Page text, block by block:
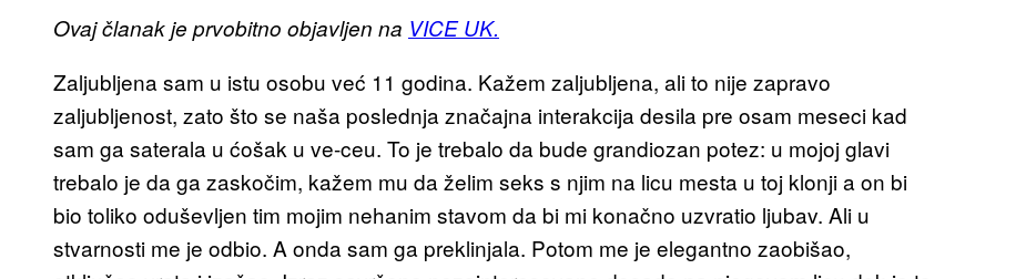
Ovaj članak je prvobitno objavljen na VICE UK.
Zaljubljena sam u istu osobu već 11 godina. Kažem zaljubljena, ali to nije zapravo
zaljubljenost, zato što se naša poslednja značajna interakcija desila pre osam meseci kad
sam ga saterala u ćošak u ve-ceu. To je trebalo da bude grandiozan potez: u mojoj glavi
trebalo je da ga zaskočim, kažem mu da želim seks s njim na licu mesta u toj klonji a on bi
bio toliko oduševljen tim mojim nehanim stavom da bi mi konačno uzvratio ljubav. Ali u
stvarnosti me je odbio. A onda sam ga preklinjala. Potom me je elegantno zaobišao,